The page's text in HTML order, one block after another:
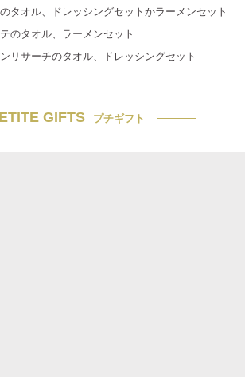
タオル、ドレッシングセットかラーメンセット
のタオル、ラーメンセット
リサーチのタオル、ドレッシングセット
GIFTS プチギフト